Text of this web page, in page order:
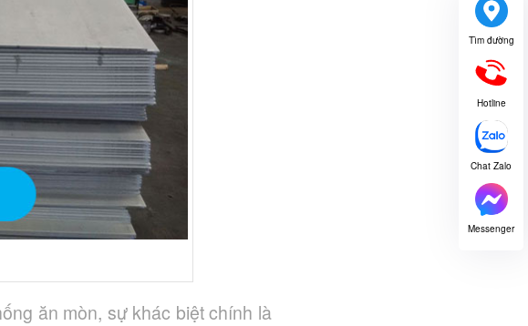
ăn mòn, sự khác biệt chính là
Tìm đường
Hotline
Chat Zalo
Messenger